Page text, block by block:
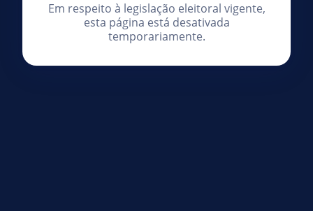
Em respeito à legislação eleitoral vigente,
esta página está desativada
temporariamente.